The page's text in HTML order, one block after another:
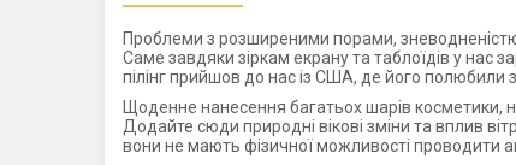
Проблеми з розширеними порами,
Саме завдяки зіркам екрану та таблоїдів у нас
пілінг прийшов до нас із США, де його полюбили
Щоденне нанесення багатьох шарів косметики,
Додайте сюди природні вікові зміни та вплив
вони не мають фізичної можливості проводити